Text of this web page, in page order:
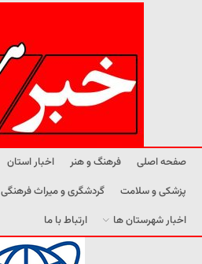
صفحه اصلی فرهنگ و هنر اخبار استان
پزشکی و سلامت
گردشگری و میراث فرهنگی
اخبار شهرستان ها
ارتباط با ما